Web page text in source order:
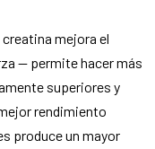
mejora el
— permite hacer más
superiores y
rendimiento
produce un mayor